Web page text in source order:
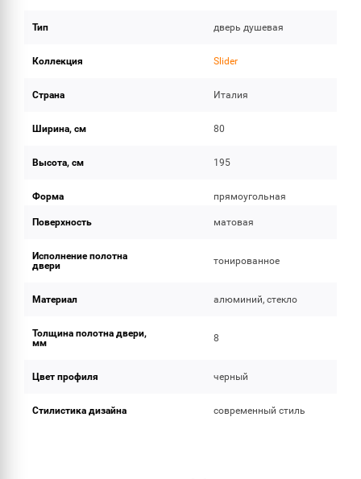
Тип дверь душевая
Коллекция Slider
Страна Италия
Ширина, см 80
Высота, см 195
Форма прямоугольная
Поверхность матовая
Исполнение полотна
двери
тонированное
Материал алюминий, стекло
Толщина полотна двери,
мм
8
Цвет профиля черный
Стилистика дизайна современный стиль